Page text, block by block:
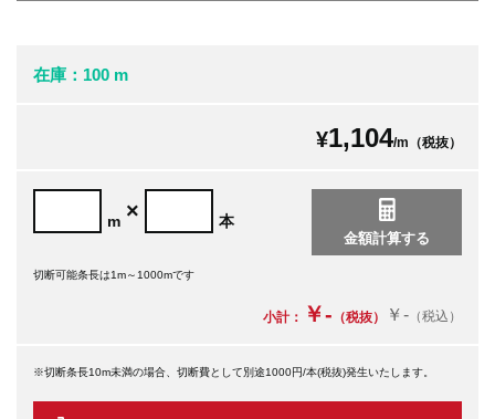
在庫：100 m
¥1,104/m（税抜）
m × 本
切断可能条長は1m～1000mです
小計： ￥- （税抜） ￥- （税込）
※切断条長10m未満の場合、切断費として別途1000円/本(税抜)発生いたします。